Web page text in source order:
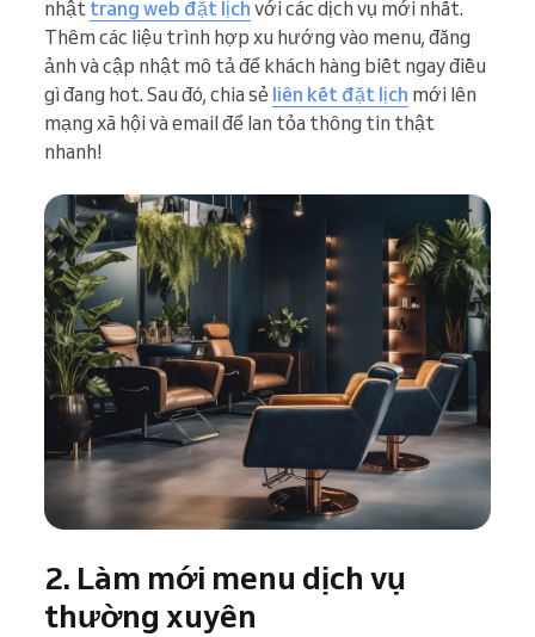
nhật trang web đặt lịch với các dịch vụ mới nhất.
Thêm các liệu trình hợp xu hướng vào menu, đăng
ảnh và cập nhật mô tả để khách hàng biết ngay điều
gì đang hot. Sau đó, chia sẻ liên kết đặt lịch mới lên
mạng xã hội và email để lan tỏa thông tin thật
nhanh!
2. Làm mới menu dịch vụ
thường xuyên